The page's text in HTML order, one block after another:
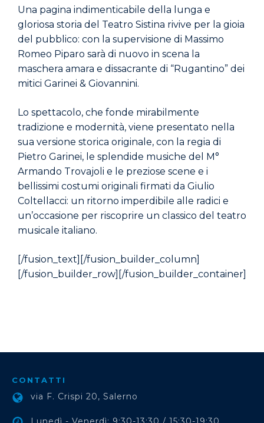
Una pagina indimenticabile della lunga e
gloriosa storia del Teatro Sistina rivive per la gioia
del pubblico: con la supervisione di Massimo
Romeo Piparo sarà di nuovo in scena la
maschera amara e dissacrante di “Rugantino” dei
mitici Garinei & Giovannini.
Lo spettacolo, che fonde mirabilmente
tradizione e modernità, viene presentato nella
sua versione storica originale, con la regia di
Pietro Garinei, le splendide musiche del M°
Armando Trovajoli e le preziose scene e i
bellissimi costumi originali firmati da Giulio
Coltellacci: un ritorno imperdibile alle radici e
un’occasione per riscoprire un classico del teatro
musicale italiano.
[/fusion_text][/fusion_builder_column]
[/fusion_builder_row][/fusion_builder_container]
CONTATTI
via F. Crispi 20, Salerno